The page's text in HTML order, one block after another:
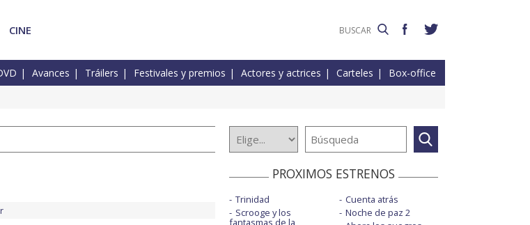
CINE
Avances Tráilers Festivales y premios Actores y actrices Carteles Box-office
PROXIMOS ESTRENOS
Trinidad
Scrooge y los
fantasmas de la
Cuenta atrás
Noche de paz 2